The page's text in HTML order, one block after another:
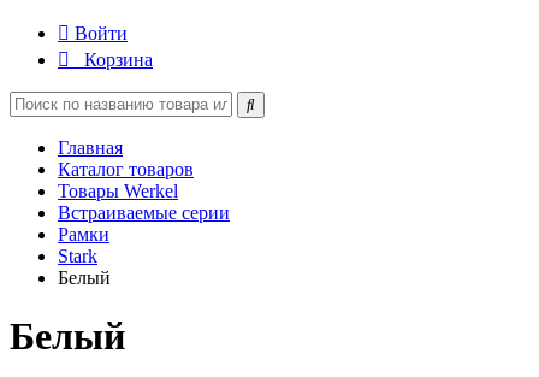
Войти
Корзина
Главная
Каталог товаров
Товары Werkel
Встраиваемые серии
Рамки
Stark
Белый
Белый